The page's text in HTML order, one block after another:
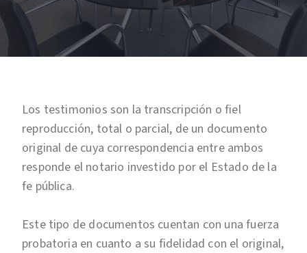
Los testimonios son la transcripción o fiel
reproducción, total o parcial, de un documento
original de cuya correspondencia entre ambos
responde el notario investido por el Estado de la
fe pública.
Este tipo de documentos cuentan con una fuerza
probatoria en cuanto a su fidelidad con el original,